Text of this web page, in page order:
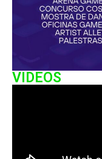
VIDEOS